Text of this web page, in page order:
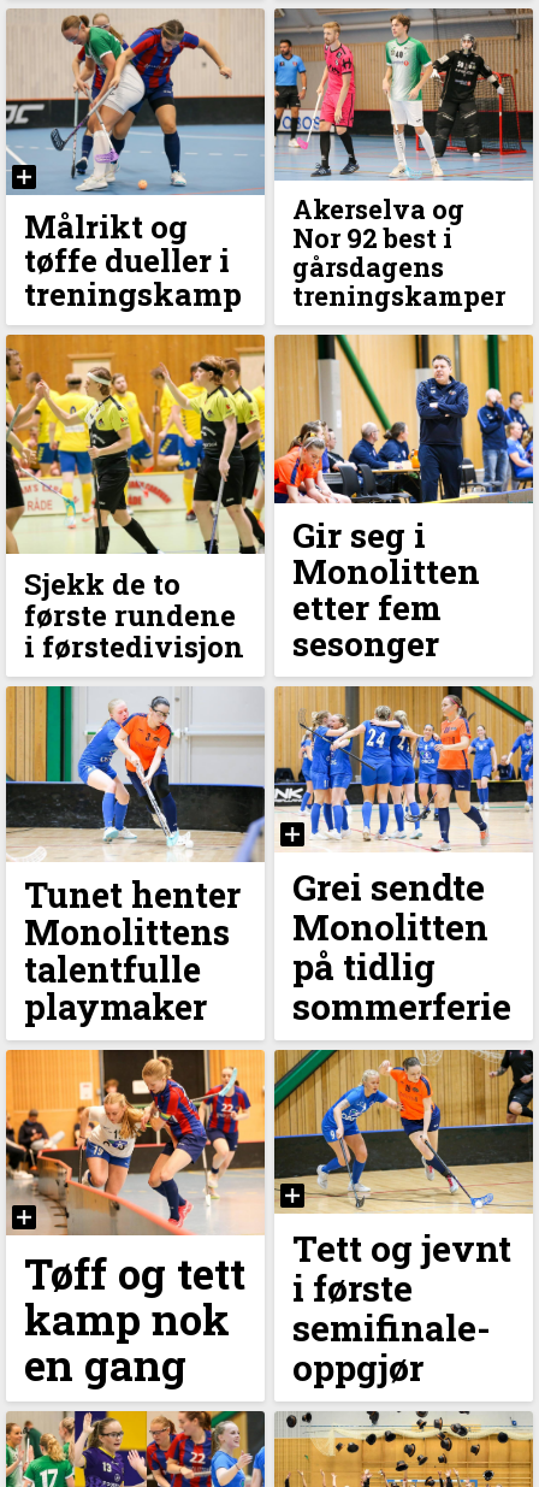
Målrikt og
tøffe dueller i
treningskamp
Akerselva og
Nor 92 best i
gårsdagens
treningskamper
Sjekk de to
første rundene
i førstedivisjon
Gir seg i
Monolitten
etter fem
sesonger
Tunet henter
Monolittens
talentfulle
playmaker
Grei sendte
Monolitten
på tidlig
sommerferie
Tøff og tett
kamp nok
en gang
Tett og jevnt
i første
semifinale-
oppgjør